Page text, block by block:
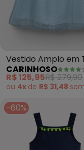
Vestido Amplo em
com Foil (Azul
CARINHOSO
R$ 125,95R$ 279,90
ou 4x de R$ 31,48
-60%